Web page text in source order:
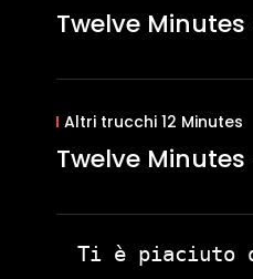
Twelve
Altri trucchi 12 Minutes
Twelve
Ti è piaciuto